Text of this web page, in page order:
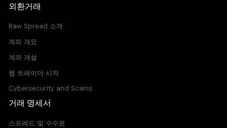
외환거래
Raw Spread 소개
계좌 개요
계좌 개설
웹 트레이더 시작
Cybersecurity and Scams
거래 명세서
스프레드 및 수수료